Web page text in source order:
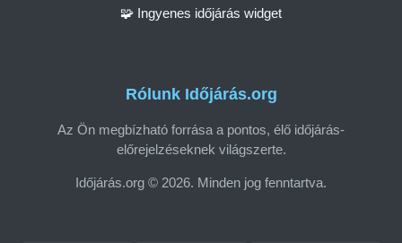
Rólunk Időjárás.org
Az Ön megbízható forrása a pontos, élő időjárás-
előrejelzéseknek világszerte.
Időjárás.org © 2026. Minden jog fenntartva.
🧩 Ingyenes időjárás widget